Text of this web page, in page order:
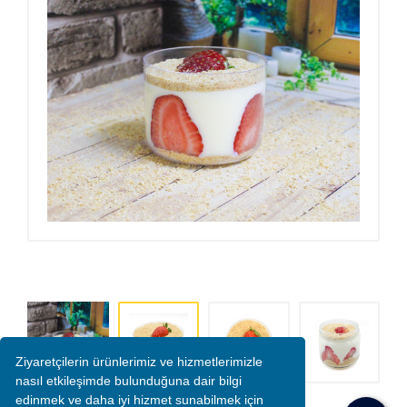
Ziyaretçilerin ürünlerimiz ve hizmetlerimizle
nasıl etkileşimde bulunduğuna dair bilgi
edinmek ve daha iyi hizmet sunabilmek için